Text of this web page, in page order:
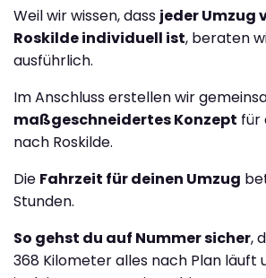
Weil wir wissen, dass jeder Umzug
Roskilde individuell ist, beraten
ausführlich.
Im Anschluss erstellen wir
maßgeschneidertes Konzept für
nach Roskilde.
Die Fahrzeit für deinen Umzug
Stunden.
So gehst du auf Nummer sicher,
368 Kilometer alles nach Plan läuft